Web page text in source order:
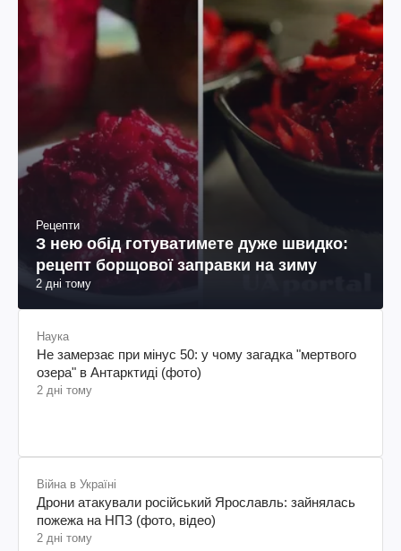
Рецепти
З нею обід готуватимете дуже швидко:
рецепт борщової заправки на зиму
2 дні тому
Наука
Не замерзає при мінус 50: у чому загадка "мертвого
озера" в Антарктиді (фото)
2 дні тому
Війна в Україні
Дрони атакували російський Ярославль: зайнялась
пожежа на НПЗ (фото, відео)
2 дні тому